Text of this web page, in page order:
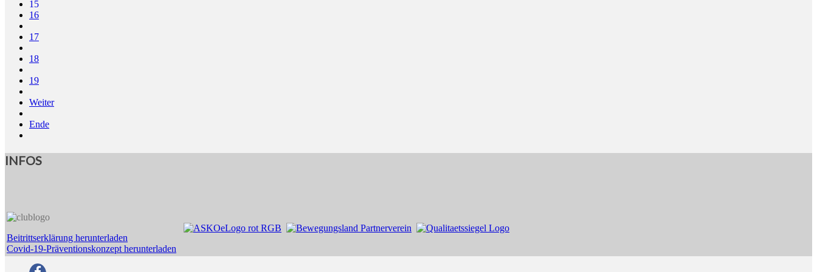
15
16
17
18
19
Weiter
Ende
INFOS
Beitrittserklärung herunterladen
Covid-19-Präventionskonzept herunterladen